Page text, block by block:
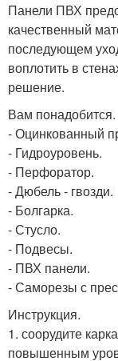
Панели ПВХ
качественный
последующем
воплотить в
решение.
Вам понадобится.
- Оцинкованный
- Гидроуровень.
- Перфоратор.
- Дюбель - гвозди.
- Болгарка.
- Стусло.
- Подвесы.
- ПВХ панели.
- Саморезы с
Инструкция.
1. соорудите
повышенным